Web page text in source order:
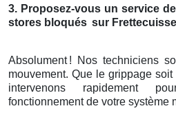
3. Proposez-vous un service
stores bloqués sur
Absolument ! Nos techniciens
mouvement. Que le grippage soit
intervenons rapidement
fonctionnement de votre système